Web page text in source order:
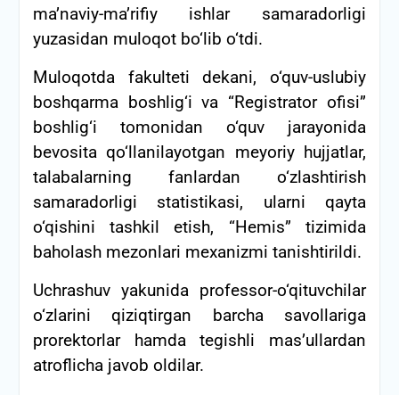
ma’naviy-ma’rifiy ishlar samaradorligi
yuzasidan muloqot bo‘lib o‘tdi.
Muloqotda fakulteti dekani, o‘quv-uslubiy
boshqarma boshlig‘i va “Registrator ofisi”
boshlig‘i tomonidan o‘quv jarayonida
bevosita qo‘llanilayotgan meyoriy hujjatlar,
talabalarning fanlardan o‘zlashtirish
samaradorligi statistikasi, ularni qayta
o‘qishini tashkil etish, “Hemis” tizimida
baholash mezonlari mexanizmi tanishtirildi.
Uchrashuv yakunida professor-o‘qituvchilar
o‘zlarini qiziqtirgan barcha savollariga
prorektorlar hamda tegishli mas’ullardan
atroflicha javob oldilar.